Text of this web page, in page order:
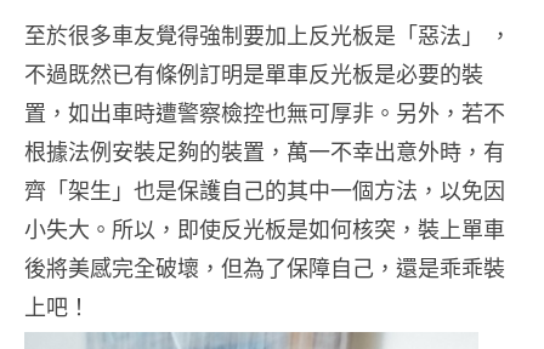
至於很多車友覺得強制要加上反光板是「惡法」 ，
不過既然已有條例訂明是單車反光板是必要的裝
置，如出車時遭警察檢控也無可厚非。另外，若不
根據法例安裝足夠的裝置，萬一不幸出意外時，有
齊「架生」也是保護自己的其中一個方法，以免因
小失大。所以，即使反光板是如何核突，裝上單車
後將美感完全破壞，但為了保障自己，還是乖乖裝
上吧！